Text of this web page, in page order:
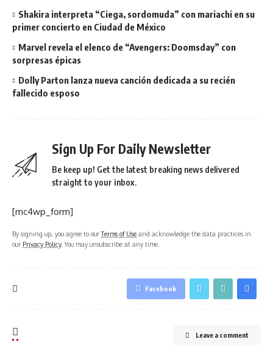
Shakira interpreta “Ciega, sordomuda” con mariachi en su
primer concierto en Ciudad de México
Marvel revela el elenco de “Avengers: Doomsday” con
sorpresas épicas
Dolly Parton lanza nueva canción dedicada a su recién
fallecido esposo
Sign Up For Daily Newsletter
Be keep up! Get the latest breaking news delivered
straight to your inbox.
[mc4wp_form]
By signing up, you agree to ourTerms of Use and acknowledge the data practices in
our Privacy Policy. You may unsubscribe at any time.
Facebook
Leave a comment